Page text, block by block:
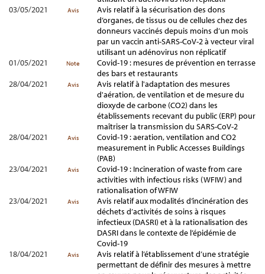
03/05/2021
Avis
Avis relatif à la sécurisation des dons
d’organes, de tissus ou de cellules chez des
donneurs vaccinés depuis moins d’un mois
par un vaccin anti-SARS-CoV-2 à vecteur viral
utilisant un adénovirus non réplicatif
01/05/2021
Note
Covid-19 : mesures de prévention en terrasse
des bars et restaurants
28/04/2021
Avis
Avis relatif à l'adaptation des mesures
d'aération, de ventilation et de mesure du
dioxyde de carbone (CO2) dans les
établissements recevant du public (ERP) pour
maîtriser la transmission du SARS-CoV-2
28/04/2021
Avis
Covid-19 : aeration, ventilation and CO2
measurement in Public Accesses Buildings
(PAB)
23/04/2021
Avis
Covid-19 : Incineration of waste from care
activities with infectious risks (WFIW) and
rationalisation of WFIW
23/04/2021
Avis
Avis relatif aux modalités d’incinération des
déchets d’activités de soins à risques
infectieux (DASRI) et à la rationalisation des
DASRI dans le contexte de l’épidémie de
Covid-19
18/04/2021
Avis
Avis relatif à l’établissement d’une stratégie
permettant de définir des mesures à mettre